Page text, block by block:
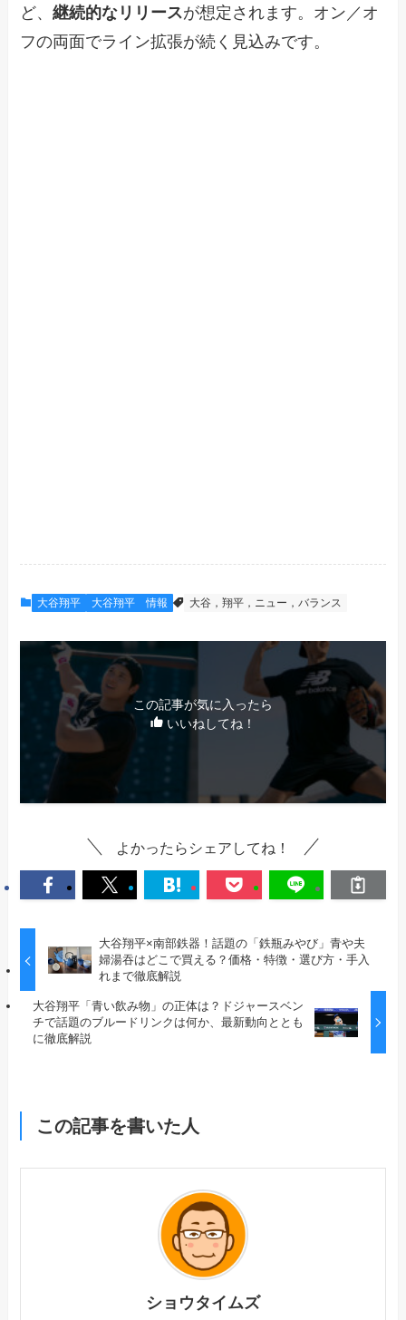
ど、継続的なリリースが想定されます。オン／オ
フの両面でライン拡張が続く見込みです。
大谷翔平 大谷翔平 情報 大谷，翔平，ニュー，バランス
この記事が気に入ったら
いいねしてね！
よかったらシェアしてね！
大谷翔平×南部鉄器！話題の「鉄瓶みやび」青や夫
婦湯吞はどこで買える？価格・特徴・選び方・手入
れまで徹底解説
大谷翔平「青い飲み物」の正体は？ドジャースベン
チで話題のブルードリンクは何か、最新動向ととも
に徹底解説
この記事を書いた人
ショウタイムズ